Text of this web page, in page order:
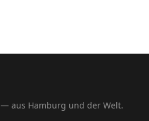
aus Hamburg und der Welt.